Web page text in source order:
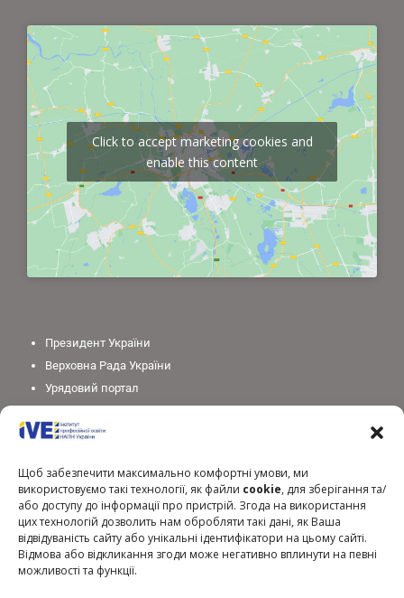
Щоб забезпечити максимально комфортні умови, ми
використовуємо такі технології, як файли cookie, для зберігання та/
або доступу до інформації про пристрій. Згода на використання
цих технологій дозволить нам обробляти такі дані, як Ваша
відвідуваність сайту або унікальні ідентифікатори на цьому сайті.
Відмова або відкликання згоди може негативно вплинути на певні
можливості та функції.
Click to accept marketing cookies and
enable this content
Президент України
Верховна Рада України
Урядовий портал
Міністерство освіти і науки України